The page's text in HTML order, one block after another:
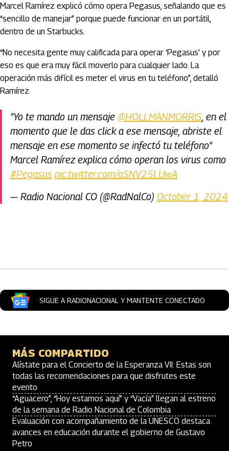
Marcel Ramírez explicó cómo opera Pegasus, señalando que es
“sencillo de manejar” porque puede funcionar en un portátil,
dentro de un Starbucks.
“No necesita gente muy calificada para operar ‘Pegasus’ y por
eso es que era muy fácil moverlo para cualquier lado. La
operación más difícil es meter el virus en tu teléfono”, detalló
Ramírez.
"Yo te mando un mensaje @HOLLMANMORRIS, en el
momento que le das click a ese mensaje, abriste el
mensaje en ese momento se infectó tu teléfono"
Marcel Ramírez explica cómo operan los virus como
#Pegasus pic.twitter.com/aSNV25LUwA
— Radio Nacional CO (@RadNalCo) October 1, 2024
SIGUE A RADIONACIONAL Y MANTENTE CONECTADO
MÁS COMPARTIDO
Alístate para el Concierto de la Esperanza VII: Estas son
todas las recomendaciones para que disfrutes este
evento
“Aguacero”, “Hoy estamos aquí” y “Vacía” llegan al estreno
de la semana de Radio Nacional de Colombia
Evaluación con acompañamiento de la UNESCO destaca
avances en educación durante el gobierno de Gustavo
Petro